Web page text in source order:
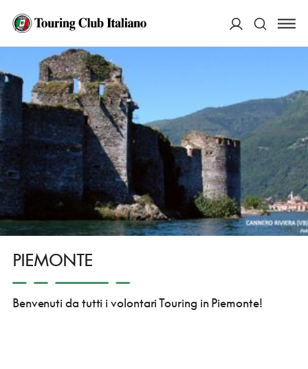
Cerca
HOME
LA STRUTTURA VOLONTARIA
PIEMONTE
PIEMONTE
Benvenuti da tutti i volontari Touring in Piemonte!